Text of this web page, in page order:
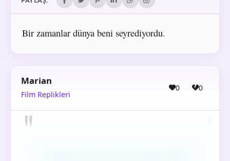
Bir zamanlar dünya beni seyrediyordu.
Marian
Film Replikleri
0 0